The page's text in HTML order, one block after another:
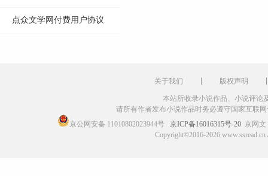
点众文学网付费用户协议
关于我们 版权声明
本站所收录小说作品、小说评论
请所有作者发布小说作品时务必遵守国家互联
京公网安备 11010802023944号
京ICP备16016315号-20 京网文
Copyright©2016-2026